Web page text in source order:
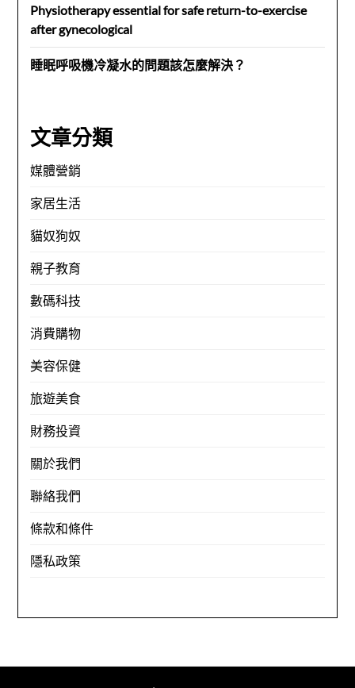
Physiotherapy essential for safe return-to-exercise
after gynecological
睡眠呼吸機冷凝水的問題該怎麼解決？
文章分類
媒體營銷
家居生活
貓奴狗奴
親子教育
數碼科技
消費購物
美容保健
旅遊美食
財務投資
關於我們
聯絡我們
條款和條件
隱私政策